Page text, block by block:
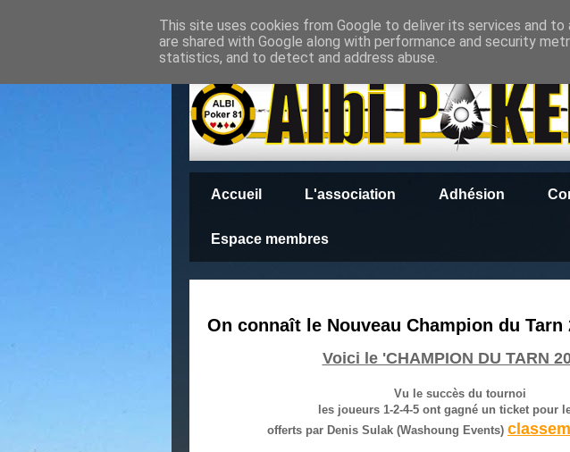
Accueil L'association Adhésion
Espace membres
On connaît le Nouveau Champion du Tarn
Voici le 'CHAMPION DU TARN
Vu le succès du tournoi
les joueurs 1-2-4-5 ont gagné un ticket pour
offerts par Denis Sulak (Washoung Events)
This site uses cookies from Google to deliver its services and to
are shared with Google along with performance and security
statistics, and to detect and address abuse.